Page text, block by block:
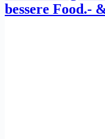
bessere Food.-